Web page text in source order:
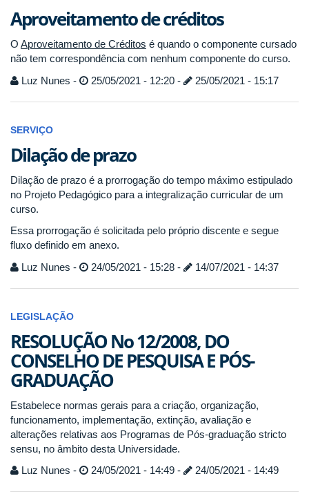
Aproveitamento de créditos
O Aproveitamento de Créditos é quando o componente cursado
não tem correspondência com nenhum componente do curso.
Luz Nunes -
25/05/2021 - 12:20 - 25/05/2021 - 15:17
SERVIÇO
Dilação de prazo
Dilação de prazo é a prorrogação do tempo máximo estipulado
no Projeto Pedagógico para a integralização curricular de um
curso.
Essa prorrogação é solicitada pelo próprio discente e segue
fluxo definido em anexo.
Luz Nunes -
24/05/2021 - 15:28 - 14/07/2021 - 14:37
LEGISLAÇÃO
RESOLUÇÃO No 12/2008, DO
CONSELHO DE PESQUISA E PÓS-
GRADUAÇÃO
Estabelece normas gerais para a criação, organização,
funcionamento, implementação, extinção, avaliação e
alterações relativas aos Programas de Pós-graduação stricto
sensu, no âmbito desta Universidade.
Luz Nunes -
24/05/2021 - 14:49 - 24/05/2021 - 14:49